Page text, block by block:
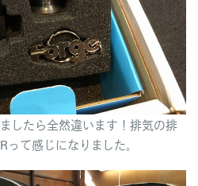
したら全然違います！排気の排
て感じになりました。